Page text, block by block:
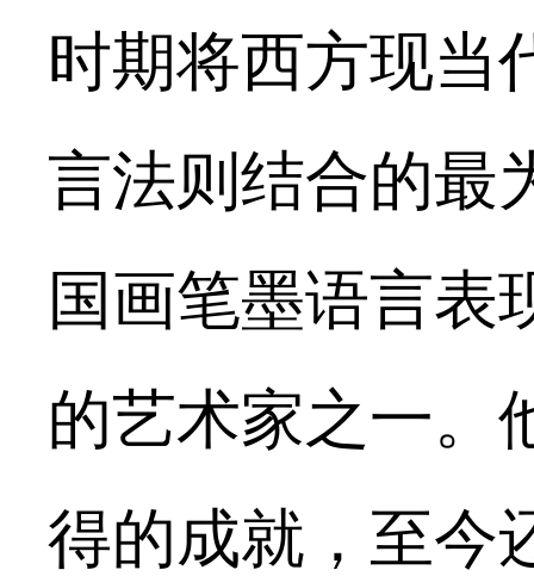
时期将西方现当
言法则结合的最
国画笔墨语言表
的艺术家之一。
得的成就，至今